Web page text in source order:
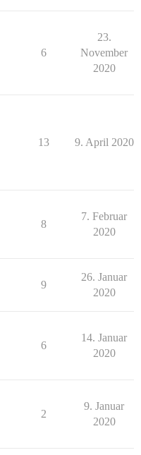
6
23.
November
2020
13 9. April 2020
8
7. Februar
2020
9
26. Januar
2020
6
14. Januar
2020
2
9. Januar
2020